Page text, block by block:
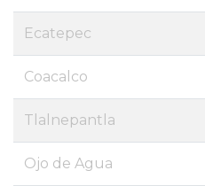
Ecatepec
Coacalco
Tlalnepantla
Ojo de Agua